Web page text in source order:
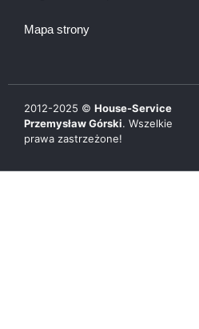
Mapa strony
2012-2025 © House-Service
Przemysław Górski. Wszelkie
prawa zastrzeżone!